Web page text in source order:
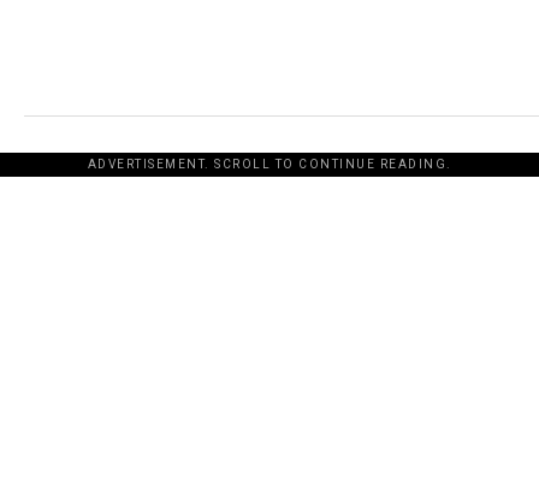
ADVERTISEMENT. SCROLL TO CONTINUE READING.